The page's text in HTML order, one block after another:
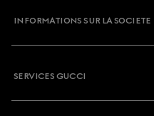
INFORMATIONS SUR LA SOCIETE
SERVICES GUCCI